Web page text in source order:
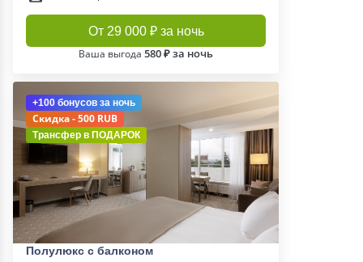
От 29 000 ₽ за ночь
Ваша выгода 580 ₽ за ночь
+100 бонусов за ночь
Скидка - 500 RUB
Трансфер в ПОДАРОК
Полулюкс c балконом